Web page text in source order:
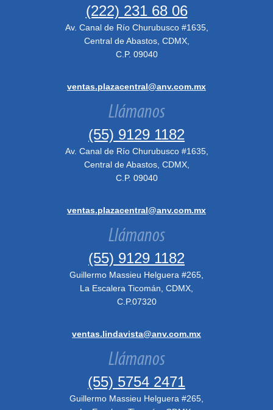
(222) 231 68 06
Av. Canal de Río Churubusco #1635,
Central de Abastos, CDMX,
C.P. 09040
ventas.plazacentral@anv.com.mx
Llámanos
(55) 9129 1182
Av. Canal de Río Churubusco #1635,
Central de Abastos, CDMX,
C.P. 09040
ventas.plazacentral@anv.com.mx
Llámanos
(55) 9129 1182
Guillermo Massieu Helguera #265,
La Escalera Ticomán, CDMX,
C.P.07320
ventas.lindavista@anv.com.mx
Llámanos
(55) 5754 2471
Guillermo Massieu Helguera #265,